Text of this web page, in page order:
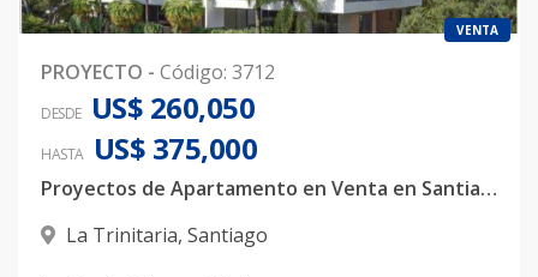
VENTA
PROYECTO - Código: 3712
DESDE US$ 260,050
HASTA US$ 375,000
Proyectos de Apartamento en Venta en Santiago
La Trinitaria, Santiago